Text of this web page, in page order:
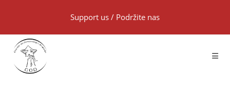
Support us / Podržite nas